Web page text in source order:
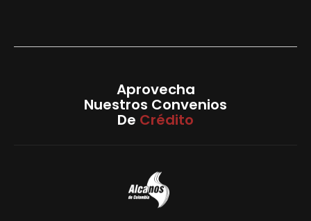
Aprovecha
Nuestros Convenios
De Crédito